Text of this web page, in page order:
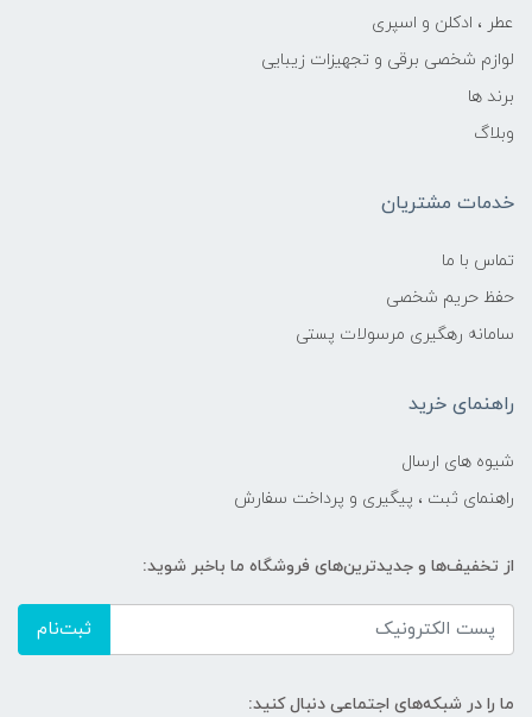
عطر ، ادکلن و اسپری
لوازم شخصی برقی و تجهیزات زیبایی
برند ها
وبلاگ
خدمات مشتریان
تماس با ما
حفظ حریم شخصی
سامانه رهگیری مرسولات پستی
راهنمای خرید
شیوه های ارسال
راهنمای ثبت ، پیگیری و پرداخت سفارش
از تخفیف‌ها و جدیدترین‌های فروشگاه ما باخبر شوید:
ثبت‌نام
ما را در شبکه‌های اجتماعی دنبال کنید: